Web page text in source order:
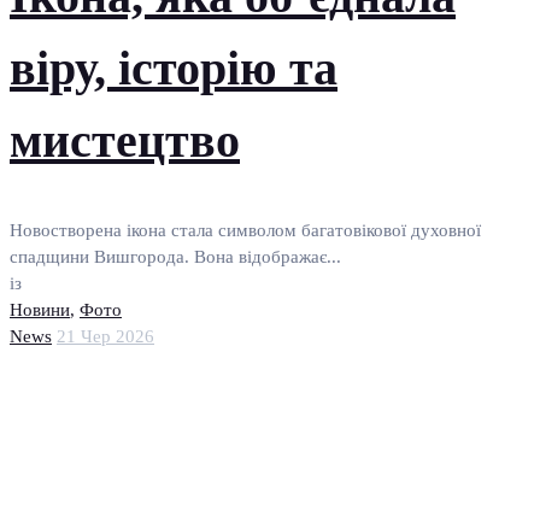
віру, історію та
мистецтво
Новостворена ікона стала символом багатовікової духовної
спадщини Вишгорода. Вона відображає...
із
Новини, Фото
News 21 Чер 2026